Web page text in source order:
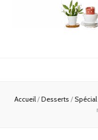
Accueil/Desserts /